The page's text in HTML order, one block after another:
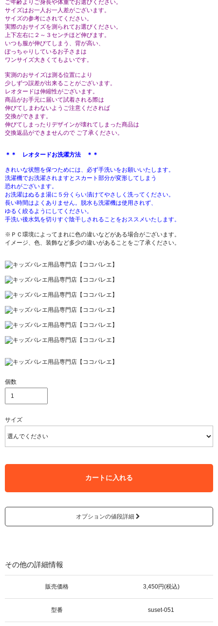
ご年齢よりご身長や体重でお選びください。
サイズはお一人お一人差がございます。
サイズの参考にされてください。
実際のおサイズを測られてお選びください。
上下左右に２～３センチほど伸びます。
いつも服が伸びてしまう、背が高い、
ぽっちゃりしているお子さまは
ワンサイズ大きくてもよいです。
実測のおサイズは測る位置により
少しずつ誤差が出来ることがございます。
レオタードは伸縮性がございます。
商品がお手元に届いて試着される際は
伸びてしまわないようご注意くだされば
交換ができます。
伸びてしまったりデザインが壊れてしまった商品は
交換返品ができませんので ご了承ください。
＊＊ レオタードお洗濯方法 ＊＊
きれいな状態を保つためには、必ず手洗いをお願いいたします。
洗濯機でお洗濯されますとスカート部分が変形してしまう
恐れがございます。
お洗濯はぬるま湯に５分くらい漬けてやさしく洗ってください。
長い時間はよくありません。脱水も洗濯機は使用されず、
ゆるく絞るようにしてください。
手洗い後水気を切りすぐ陰干しされることをおススメいたします。
※ＰＣ環境によってまれに色の違いなどがある場合がございます。
イメージ、色、装飾など多少の違いがあることをご了承ください。
個数
サイズ
カートに入れる
オプションの値段詳細
その他の詳細情報
販売価格 3,450円(税込)
型番 suset-051